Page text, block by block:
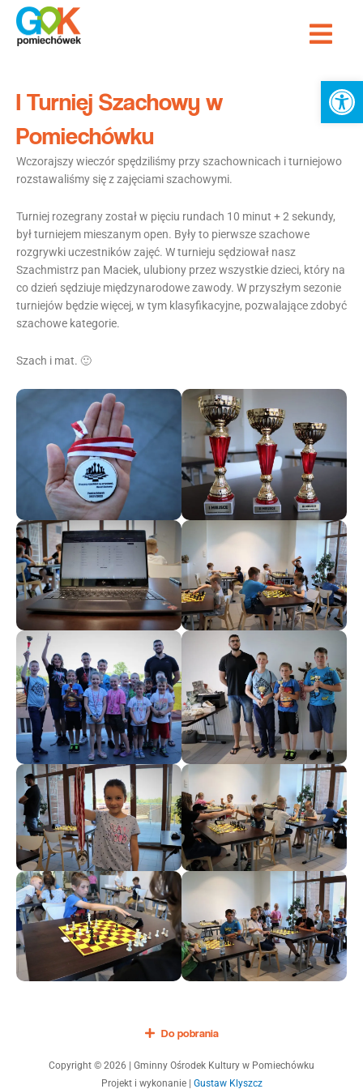
Przejdź
treści
I Turniej Szachowy w
Pomiechówku
Wczorajszy wieczór spędziliśmy przy szachownicach i turniejowo
rozstawaliśmy się z zajęciami szachowymi.
Turniej rozegrany został w pięciu rundach 10 minut + 2 sekundy,
był turniejem mieszanym open. Były to pierwsze szachowe
rozgrywki uczestników zajęć. W turnieju sędziował nasz
Szachmistrz pan Maciek, ulubiony przez wszystkie dzieci, który na
co dzień sędziuje międzynarodowe zawody. W przyszłym sezonie
turniejów będzie więcej, w tym klasyfikacyjne, pozwalające zdobyć
szachowe kategorie.
Szach i mat. 🙂
Do pobrania
Copyright © 2026 | Gminny Ośrodek Kultury w Pomiechówku
Projekt i wykonanie | Gustaw Klyszcz